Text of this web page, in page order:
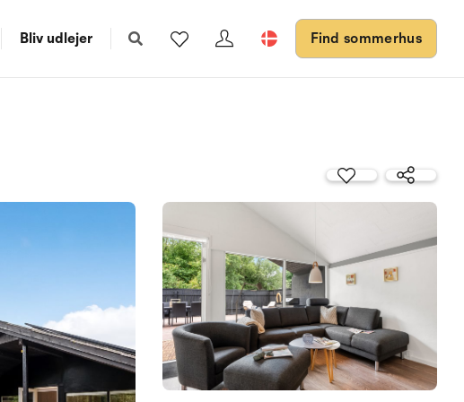
Bliv udlejer Find sommerhus